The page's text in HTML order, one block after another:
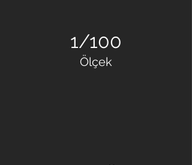
1/100
Ölçek